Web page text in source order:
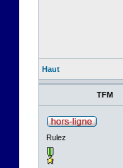
Haut
TFM
Rulez